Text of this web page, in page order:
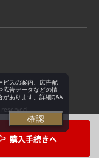
購入手続きへ
ビスの案内、広告配
広告データなどの情
あります。詳細Q&A
確認